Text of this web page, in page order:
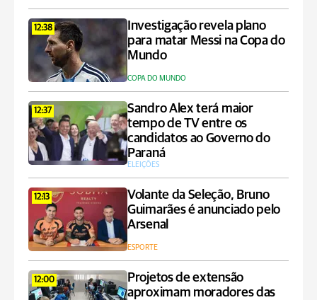
12:38
Investigação revela plano
para matar Messi na Copa do
Mundo
COPA DO MUNDO
12:37
Sandro Alex terá maior
tempo de TV entre os
candidatos ao Governo do
Paraná
ELEIÇÕES
12:13
Volante da Seleção, Bruno
Guimarães é anunciado pelo
Arsenal
ESPORTE
12:00
Projetos de extensão
aproximam moradores das